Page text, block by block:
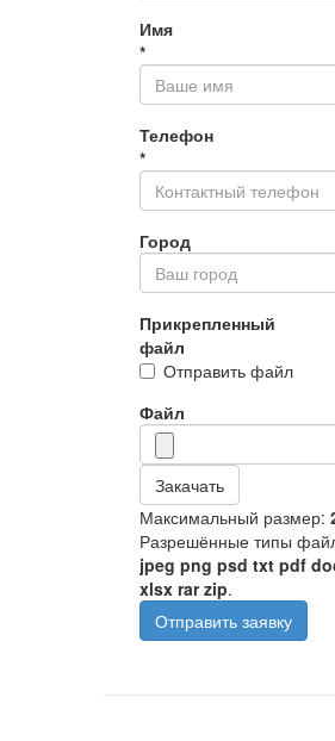
Имя
*
Телефон
*
Город
Прикрепленный
файл
Отправить файл
Файл
Закачать
Максимальный размер:
Разрешённые типы
jpeg png psd txt pdf
xlsx rar zip.
Отправить заявку